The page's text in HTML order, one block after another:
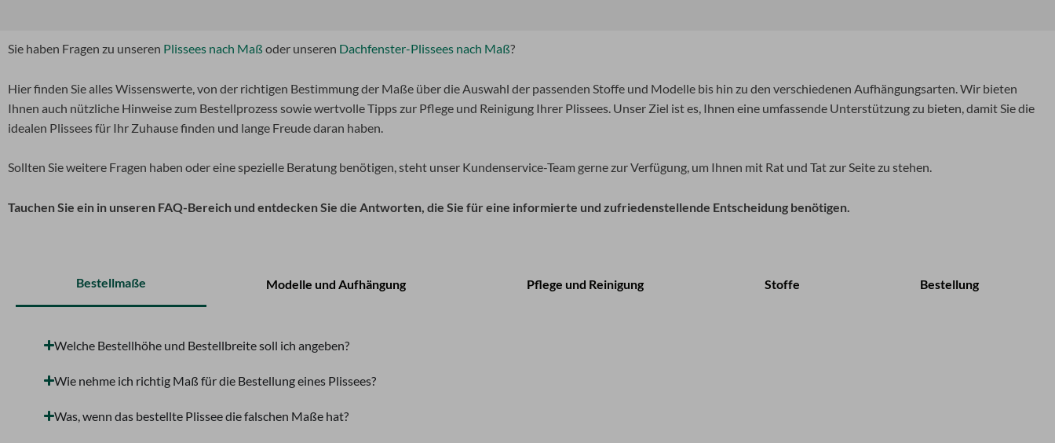
Sie haben Fragen zu unseren Plissees nach Maß oder unseren Dachfenster-Plissees nach Maß?
Hier finden Sie alles Wissenswerte, von der richtigen Bestimmung der Maße über die Auswahl der passenden Stoffe und Modelle bis hin zu den verschiedenen Aufhängungsarten. Wir bieten
Ihnen auch nützliche Hinweise zum Bestellprozess sowie wertvolle Tipps zur Pflege und Reinigung Ihrer Plissees. Unser Ziel ist es, Ihnen eine umfassende Unterstützung zu bieten, damit Sie die
idealen Plissees für Ihr Zuhause finden und lange Freude daran haben.
Sollten Sie weitere Fragen haben oder eine spezielle Beratung benötigen, steht unser Kundenservice-Team gerne zur Verfügung, um Ihnen mit Rat und Tat zur Seite zu stehen.
Tauchen Sie ein in unseren FAQ-Bereich und entdecken Sie die Antworten, die Sie für eine informierte und zufriedenstellende Entscheidung benötigen.
Bestellmaße Modelle und Aufhängung Pflege und Reinigung Stoffe Bestellung
Welche Bestellhöhe und Bestellbreite soll ich angeben?
Wie nehme ich richtig Maß für die Bestellung eines Plissees?
Was, wenn das bestellte Plissee die falschen Maße hat?